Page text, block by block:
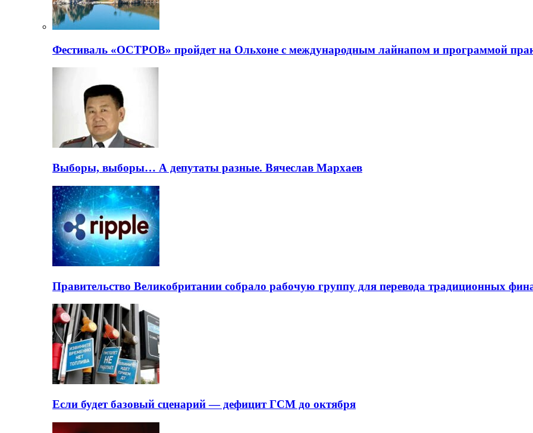
Фестиваль «ОСТРОВ» пройдет на Ольхоне с международным лайнапом и программой
Выборы, выборы… А депутаты разные. Вячеслав Мархаев
Правительство Великобритании собрало рабочую группу для перевода традиционных
Если будет базовый сценарий — дефицит ГСМ до октября